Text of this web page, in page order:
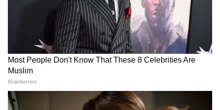
Related Articles
Maulticolor Chandi Payal: मल्टीकलर मीनाकारी